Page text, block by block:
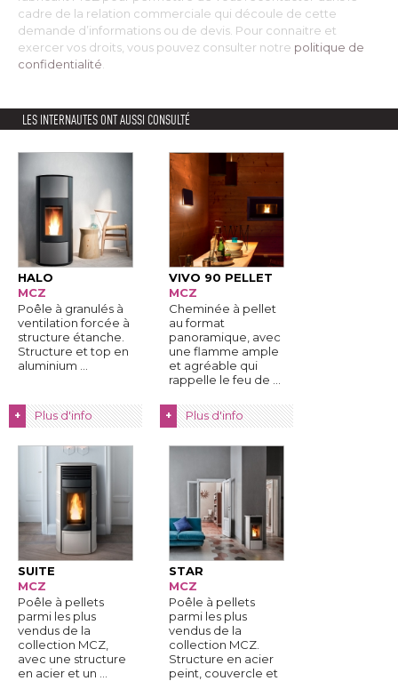
cadre de la relation commerciale qui découle de cette
demande d’informations ou de devis. Pour connaitre et
exercer vos droits, vous pouvez consulter notre politique de
confidentialité
LES INTERNAUTES ONT AUSSI CONSULTÉ
HALO
MCZ
Poêle à granulés à
ventilation forcée à
structure étanche.
Structure et top en
aluminium ...
+ Plus d'info
VIVO 90 PELLET
MCZ
Cheminée à pellet
au format
panoramique, avec
une flamme ample
et agréable qui
rappelle le feu de ...
+ Plus d'info
SUITE
MCZ
Poêle à pellets
parmi les plus
vendus de la
collection MCZ,
avec une structure
en acier et un ...
STAR
MCZ
Poêle à pellets
parmi les plus
vendus de la
collection MCZ.
Structure en acier
peint, couvercle et